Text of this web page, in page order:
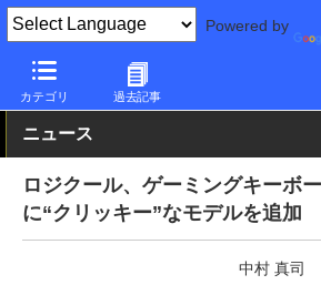
Powered by
カテゴリ 過去記事
PC Watch 半導体/周辺機器
ニュース
ロジクール、ゲーミングキーボー
に“クリッキー”なモデルを追加
中村 真司